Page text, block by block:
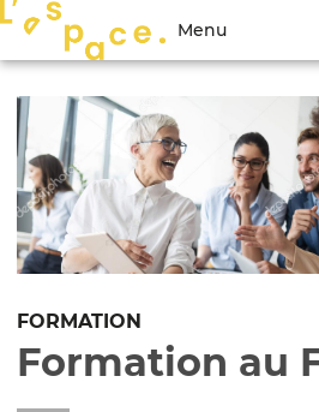
Menu
du
compte
de
l'utilisateur
Menu
Toggle
FORMATION
Formation au